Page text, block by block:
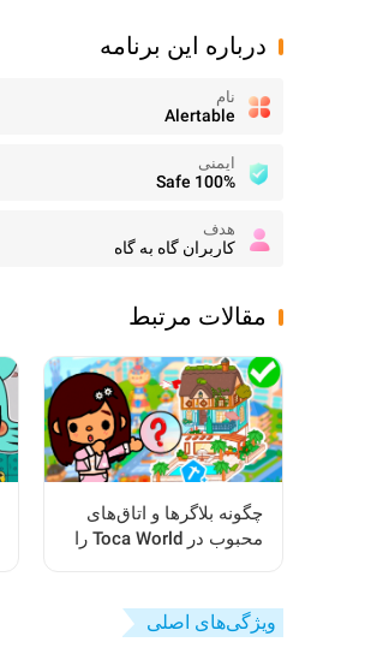
درباره این برنامه
نام
Alertable
ایمنی
100% Safe
هدف
کاربران گاه به گاه
مقالات مرتبط
چگونه بلاگرها و اتاق‌های
محبوب در Toca World را
ویژگی‌های اصلی